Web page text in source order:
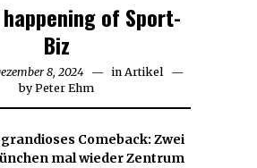
of Sport-
Biz
8, 2024 Dezember
8,
2024
in Artikel
byPeter Ehm
Comeback: Zwei
mal wieder Zentrum